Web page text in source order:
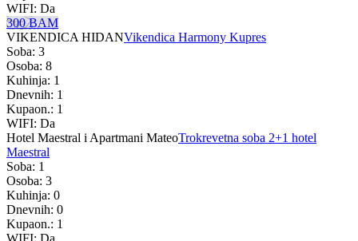
WIFI: Da
300 BAM
VIKENDICA HIDANVikendica Harmony Kupres
Soba: 3
Osoba: 8
Kuhinja: 1
Dnevnih: 1
Kupaon.: 1
WIFI: Da
Hotel Maestral i Apartmani MateoTrokrevetna soba 2+1 hotel
Maestral
Soba: 1
Osoba: 3
Kuhinja: 0
Dnevnih: 0
Kupaon.: 1
WIFI: Da